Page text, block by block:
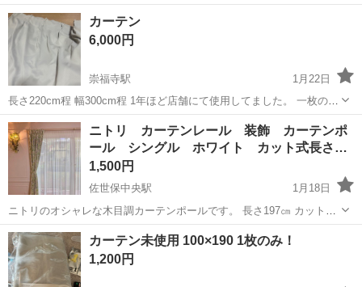
オーダーカーテン。小窓や間仕切りにオススメです。 幅 60 センチ
丈 125 センチ アジャスターフック タッセル 付き 姫系 カーテン
かわい...
長崎 長崎市
カーテン
6,000円
崇福寺駅
1月22日
長さ220cm程 幅300cm程 1年ほど店舗にて使用してました。 一枚の料
金になります。 2枚ありますので、2枚欲しい方は¥12,000でお願いい
たします。
長崎 長崎市 崇福寺駅 カーテン、ブラインド
ニトリ カーテンレール 装飾 カーテンポ
ール シングル ホワイト カット式長さ…
1,500円
佐世保中央駅
1月18日
ニトリのオシャレな木目調カーテンポールです。 長さ197㎝ カット式
長さ調節可能 3年程自宅にて使っておりました。 特に気になる汚れキ
ズは見当たりません。 素人目ですので細かい事が気になられる方はご
遠慮ください。...
長崎 佐世保市 佐世保中央駅 カーテン、ブラインド
ポール
カーテン未使用 100×190 1枚のみ！
1,200円